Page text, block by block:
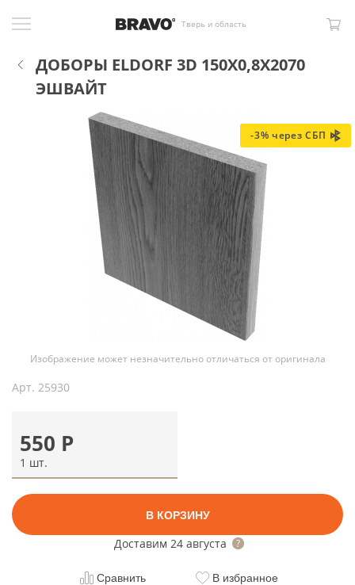
Тверь и область
ДОБОРЫ ELDORF 3D 150X0,8X2070
ЭШВАЙТ
-3% через СБП
Изображение может незначительно отличаться от оригинала
Арт. 25930
550 Р
1 шт.
В КОРЗИНУ
Доставим 24 августа
Сравнить В избранное